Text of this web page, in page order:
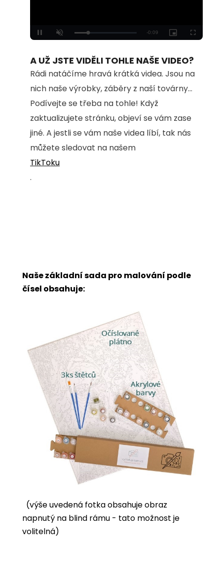
Unmute Loaded:
100.00%
A UŽ JSTE VIDĚLI TOHLE NAŠE VIDEO?
Rádi natáčíme hravá krátká videa. Jsou na
nich naše výrobky, záběry z naší továrny...
Podívejte se třeba na tohle! Když
zaktualizujete stránku, objeví se vám zase
jiné. A jestli se vám naše videa líbí, tak nás
můžete sledovat na našem
TikToku
.
Naše základní sada pro malování podle
čísel obsahuje:
(výše uvedená fotka obsahuje obraz
napnutý na blind rámu - tato možnost je
volitelná)